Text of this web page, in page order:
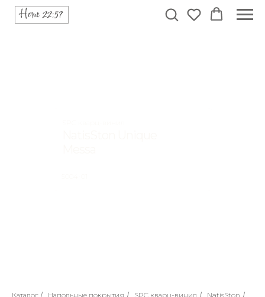
Каталог / Напольные покрытия / SPC кварц-винил / NatisSton /